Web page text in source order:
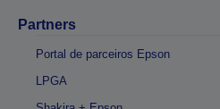
Partners
Portal de parceiros Epson
LPGA